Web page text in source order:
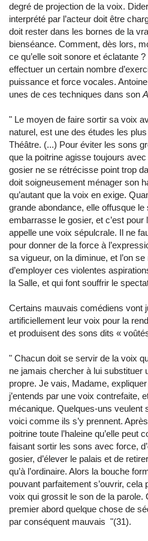
degré de projection de la voix.
interprété par l’acteur doit être
doit rester dans les bornes de la
bienséance. Comment, dès lors,
ce qu’elle soit sonore et éclatante
effectuer un certain nombre
puissance et force vocales.
unes de ces techniques dans son
" Le moyen de faire sortir sa voix
naturel, est une des études les
Théâtre. (...) Pour éviter les sons
que la poitrine agisse toujours
gosier ne se rétrécisse point trop
doit soigneusement ménager son
qu’autant que la voix en exige.
grande abondance, elle offusque le
embarrasse le gosier, et c’est pour
appelle une voix sépulcrale. Il ne
pour donner de la force à
sa vigueur, on la diminue, et l’on
d’employer ces violentes
la Salle, et qui font souffrir le
Certains mauvais comédiens vont
artificiellement leur voix pour la
et produisent des sons dits «
" Chacun doit se servir de la voix
ne jamais chercher à lui substituer
propre. Je vais, Madame,
j’entends par une voix contrefaite,
mécanique. Quelques-uns veulent
voici comme ils s’y prennent.
poitrine toute l’haleine qu’elle peut
faisant sortir les sons avec force,
gosier, d’élever le palais et de
qu’à l’ordinaire. Alors la bouche
pouvant parfaitement s’ouvrir,
voix qui grossit le son de la parole.
premier abord quelque chose de
par conséquent mauvais "(31).